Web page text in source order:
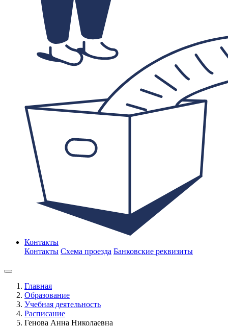
Контакты
Контакты Схема проезда Банковские реквизиты
Главная
Образование
Учебная деятельность
Расписание
Генова Анна Николаевна